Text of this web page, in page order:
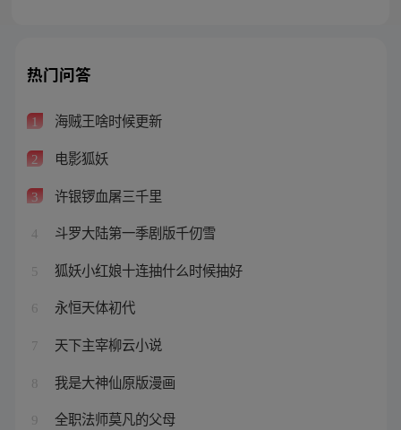
热门问答
1 海贼王啥时候更新
2 电影狐妖
3 许银锣血屠三千里
4 斗罗大陆第一季剧版千仞雪
5 狐妖小红娘十连抽什么时候抽好
6 永恒天体初代
7 天下主宰柳云小说
8 我是大神仙原版漫画
9 全职法师莫凡的父母